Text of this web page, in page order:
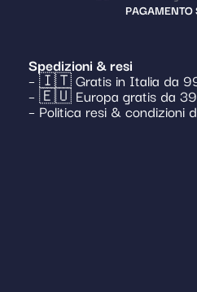
Spedizioni & resi
– 🇮🇹 Gratis in Italia da
– 🇪🇺 Europa gratis da
– Politica resi & condizioni